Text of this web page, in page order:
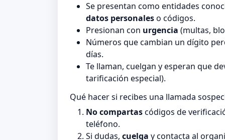
Se presentan como entidades
datos personaleso códigos.
Presionan con urgencia (multas,
Números que cambian un dígito
días.
Te llaman, cuelgan y esperan que
tarificación especial).
Qué hacer si recibes una llamada
No compartascódigos de
teléfono.
Si dudas, cuelga y contacta al